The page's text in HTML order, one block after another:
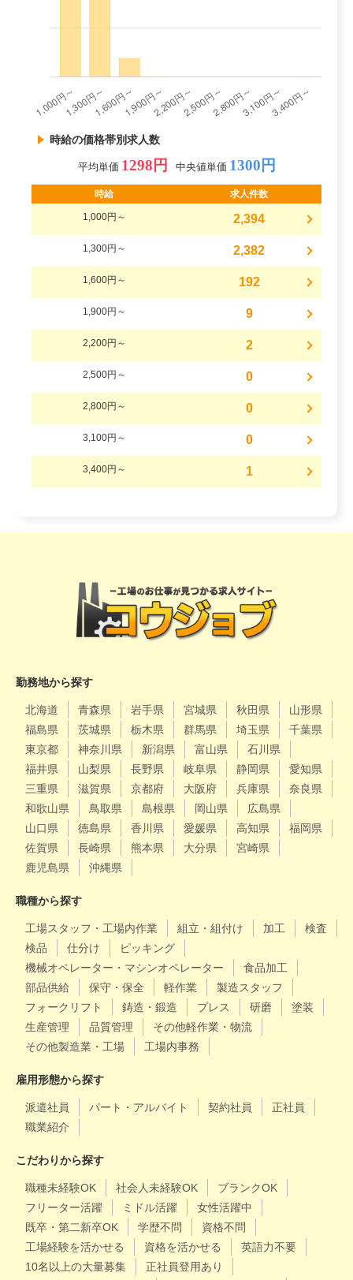
時給の価格帯別求人数
平均単価 1298円 中央値単価 1300円
時給 求人件数
1,000円～ 2,394
1,300円～ 2,382
1,600円～ 192
1,900円～ 9
2,200円～ 2
2,500円～ 0
2,800円～ 0
3,100円～ 0
3,400円～ 1
勤務地から探す
北海道 青森県 岩手県 宮城県 秋田県
山形県
福島県
茨城県 栃木県 群馬県 埼玉県
千葉県
東京都
神奈川県 新潟県 富山県
石川県
福井県
山梨県 長野県 岐阜県 静岡県
愛知県
三重県
滋賀県 京都府 大阪府 兵庫県
奈良県
和歌山県
鳥取県 島根県 岡山県
広島県
山口県
徳島県 香川県 愛媛県 高知県
福岡県
佐賀県
長崎県 熊本県 大分県
宮崎県
鹿児島県
沖縄県
職種から探す
工場スタッフ・工場内作業 組立・組付け 加工
検査
検品
仕分け
ピッキング
機械オペレーター・マシンオペレーター
食品加工
部品供給
保守・保全 軽作業
製造スタッフ
フォークリフト
鋳造・鍛造 プレス 研磨
塗装
生産管理
品質管理
その他軽作業・物流
その他製造業・工場
工場内事務
雇用形態から探す
派遣社員 パート・アルバイト 契約社員
正社員
職業紹介
こだわりから探す
職種未経験OK 社会人未経験OK
ブランクOK
フリーター活躍
ミドル活躍
女性活躍中
既卒・第二新卒OK
学歴不問
資格不問
工場経験を活かせる
資格を活かせる
英語力不要
10名以上の大量募集
正社員登用あり